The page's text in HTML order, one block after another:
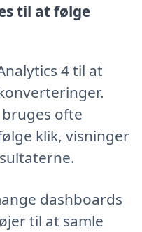
til at følge
4 til at
bruges ofte
klik, visninger
dashboards
til at samle